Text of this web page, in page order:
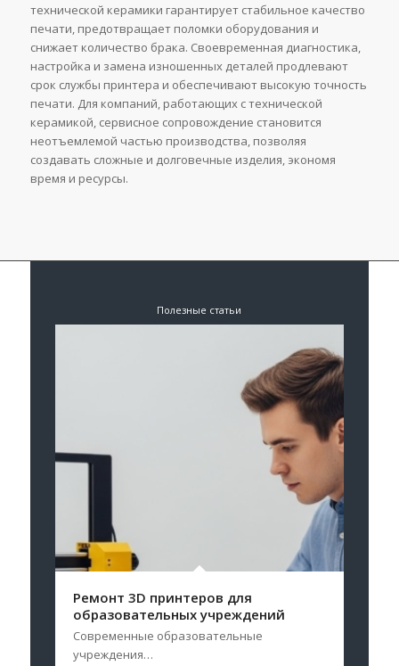
технической керамики гарантирует стабильное качество
печати, предотвращает поломки оборудования и
снижает количество брака. Своевременная диагностика,
настройка и замена изношенных деталей продлевают
срок службы принтера и обеспечивают высокую точность
печати. Для компаний, работающих с технической
керамикой, сервисное сопровождение становится
неотъемлемой частью производства, позволяя
создавать сложные и долговечные изделия, экономя
время и ресурсы.
Полезные статьи
Ремонт 3D принтеров для
образовательных учреждений
Современные образовательные
учреждения…